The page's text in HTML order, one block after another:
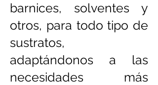
barnices, solventes y
otros, para todo tipo de
sustratos,
adaptándonos a las
necesidades más